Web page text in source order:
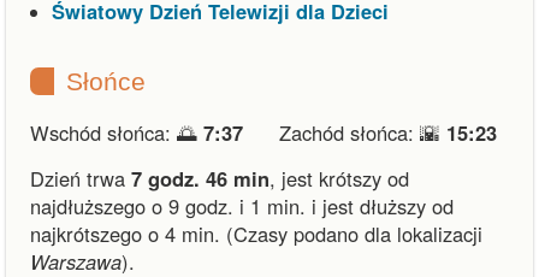
Światowy Dzień Telewizji dla Dzieci
Słońce
Wschód słońca: 🌅 7:37 Zachód słońca: 🌇 15:23
Dzień trwa 7 godz. 46 min, jest krótszy od
najdłuższego o 9 godz. i 1 min. i jest dłuższy od
najkrótszego o 4 min. (Czasy podano dla lokalizacji
Warszawa).